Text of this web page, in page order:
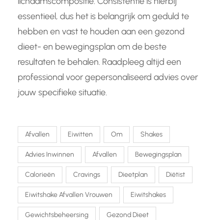
essentieel, dus het is belangrijk om geduld te
hebben en vast te houden aan een gezond
dieet- en bewegingsplan om de beste
resultaten te behalen. Raadpleeg altijd een
professional voor gepersonaliseerd advies over
jouw specifieke situatie.
Afvallen Eiwitten Om Shakes
Advies Inwinnen Afvallen Bewegingsplan
Calorieën Cravings Dieetplan Diëtist
Eiwitshake Afvallen Vrouwen Eiwitshakes
Gewichtsbeheersing Gezond Dieet